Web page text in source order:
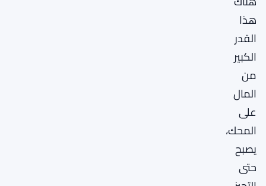
هذا
القدر
الكبير
من
المال
على
المحك،
يصبح
حتى